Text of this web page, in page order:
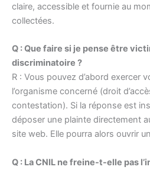
claire, accessible et fournie au
collectées.
Q : Que faire si je pense être
discriminatoire ?
R : Vous pouvez d’abord exercer
l’organisme concerné (droit
contestation). Si la réponse est
déposer une plainte directement
site web. Elle pourra alors ouvrir
Q : La CNIL ne freine-t-elle pas